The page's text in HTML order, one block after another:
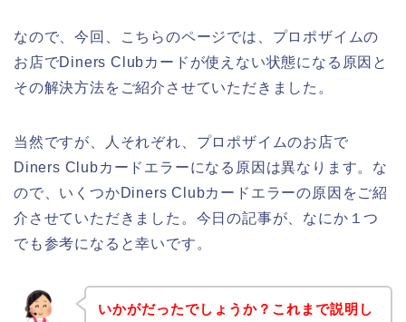
なので、今回、こちらのページでは、プロポザイムの
お店でDiners Clubカードが使えない状態になる原因と
その解決方法をご紹介させていただきました。
当然ですが、人それぞれ、プロポザイムのお店で
Diners Clubカードエラーになる原因は異なります。な
ので、いくつかDiners Clubカードエラーの原因をご紹
介させていただきました。今日の記事が、なにか１つ
でも参考になると幸いです。
いかがだったでしょうか？これまで説明し